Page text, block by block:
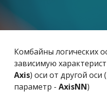
Комбайны логических
зависимую
Axis) оси от другой оси
параметр -AxisNN)